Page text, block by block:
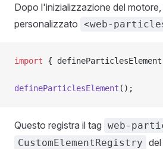
Dopo l'inizializzazione del
personalizzato <web-
import {
defineParticlesElement ();
Questo registra il tag web-
CustomElementRegistry